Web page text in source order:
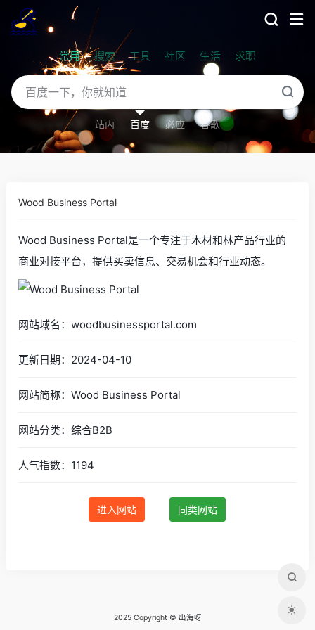
常用 搜索 工具 社区 生活 求职
站内 百度 必应 谷歌
Wood Business Portal
Wood Business Portal是一个专注于木材和林产品行业的
商业对接平台，提供买卖信息、交易机会和行业动态。
网站域名：woodbusinessportal.com
更新日期：2024-04-10
网站简称：Wood Business Portal
网站分类：综合B2B
人气指数：1194
进入网站 同类网站
2025 Copyright © 出海呀